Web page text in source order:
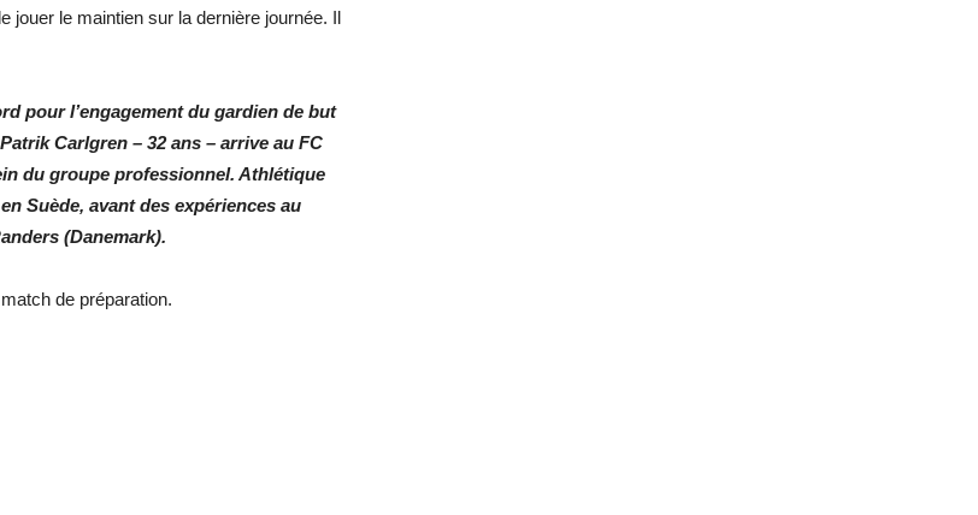
jouer le maintien sur la dernière journée. Il
pour l’engagement du gardien de but
Carlgren – 32 ans – arrive au FC
du groupe professionnel. Athlétique
Suède, avant des expériences au
(Danemark).
de préparation.